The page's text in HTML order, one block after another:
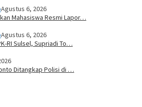
Agustus 6, 2026
Mahasiswa Resmi Lapor…
Agustus 6, 2026
RI Sulsel, Supriadi To…
Ditangkap Polisi di …